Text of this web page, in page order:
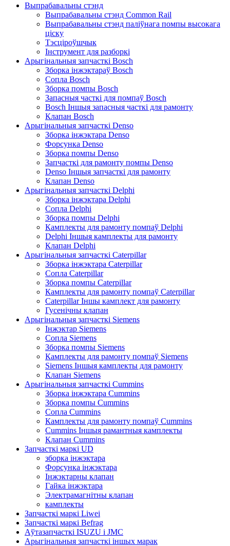
Выпрабавальны стэнд
Выпрабавальны стэнд Common Rail
Выпрабавальны стэнд паліўнага помпы высокага
ціску
Тэсціроўшчык
Інструмент для разборкі
Арыгінальныя запчасткі Bosch
Зборка інжэктараў Bosch
Сопла Bosch
Зборка помпы Bosch
Запасныя часткі для помпаў Bosch
Bosch Іншыя запасныя часткі для рамонту
Клапан Bosch
Арыгінальныя запчасткі Denso
Зборка інжэктара Denso
Форсунка Denso
Зборка помпы Denso
Запчасткі для рамонту помпы Denso
Denso Іншыя запчасткі для рамонту
Клапан Denso
Арыгінальныя запчасткі Delphi
Зборка інжэктара Delphi
Сопла Delphi
Зборка помпы Delphi
Камплекты для рамонту помпаў Delphi
Delphi Іншыя камплекты для рамонту
Клапан Delphi
Арыгінальныя запчасткі Caterpillar
Зборка інжэктара Caterpillar
Сопла Caterpillar
Зборка помпы Caterpillar
Камплекты для рамонту помпаў Caterpillar
Caterpillar Іншы камплект для рамонту
Гусенічны клапан
Арыгінальныя запчасткі Siemens
Інжэктар Siemens
Сопла Siemens
Зборка помпы Siemens
Камплекты для рамонту помпаў Siemens
Siemens Іншыя камплекты для рамонту
Клапан Siemens
Арыгінальныя запчасткі Cummins
Зборка інжэктара Cummins
Зборка помпы Cummins
Сопла Cummins
Камплекты для рамонту помпаў Cummins
Cummins Іншыя рамантныя камплекты
Клапан Cummins
Запчасткі маркі UD
зборка інжэктара
Форсунка інжэктара
Інжэктарны клапан
Гайка інжэктара
Электрамагнітны клапан
камплекты
Запчасткі маркі Liwei
Запчасткі маркі Befrag
Аўтазапчасткі ISUZU і JMC
Арыгінальныя запчасткі іншых марак